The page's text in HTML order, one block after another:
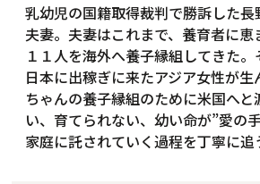
乳幼児の国籍取得裁判で勝訴した
夫妻。夫妻はこれまで、養育者に恵
１１人を海外へ養子縁組してきた。
日本に出稼ぎに来たアジア女性が
ちゃんの養子縁組のために米国へと
い、育てられない、幼い命が”愛の
家庭に託されていく過程を丁寧に追